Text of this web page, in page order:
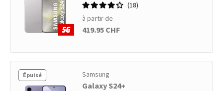
18
à partir de
419.95 CHF
Épuisé Samsung
Galaxy S24+